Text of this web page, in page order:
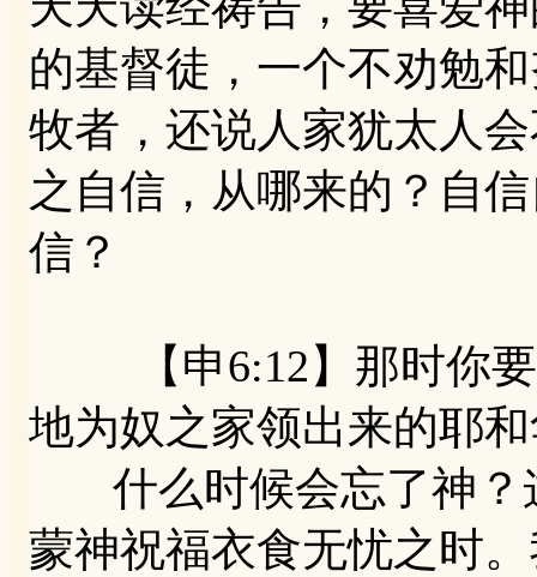
的基督徒，一个不劝勉
牧者，还说人家犹太人
之自信，从哪来的？自
信？
【申6:12】那时你要
地为奴之家领出来的耶
什么时候会忘了神？
蒙神祝福衣食无忧之时